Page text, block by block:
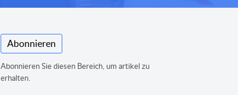
Abonnieren
Abonnieren Sie diesen Bereich, um artikel zu
erhalten.